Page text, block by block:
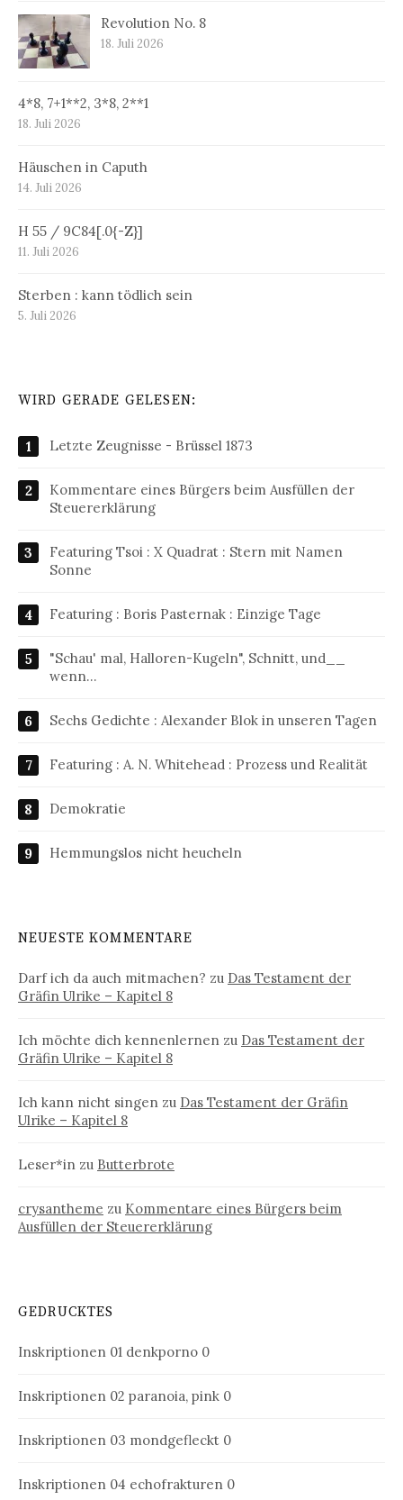
Revolution No. 8
18. Juli 2026
4*8, 7+1**2, 3*8, 2**1
18. Juli 2026
Häuschen in Caputh
14. Juli 2026
H 55 / 9C84[.0{-Z}]
11. Juli 2026
Sterben : kann tödlich sein
5. Juli 2026
WIRD GERADE GELESEN:
Letzte Zeugnisse - Brüssel 1873
Kommentare eines Bürgers beim Ausfüllen der
Steuererklärung
Featuring Tsoi : X Quadrat : Stern mit Namen
Sonne
Featuring : Boris Pasternak : Einzige Tage
"Schau' mal, Halloren-Kugeln", Schnitt, und__
wenn…
Sechs Gedichte : Alexander Blok in unseren Tagen
Featuring : A. N. Whitehead : Prozess und Realität
Demokratie
Hemmungslos nicht heucheln
NEUESTE KOMMENTARE
Darf ich da auch mitmachen? zu Das Testament der
Gräfin Ulrike – Kapitel 8
Ich möchte dich kennenlernen zu Das Testament der
Gräfin Ulrike – Kapitel 8
Ich kann nicht singen zu Das Testament der Gräfin
Ulrike – Kapitel 8
Leser*in zu Butterbrote
crysantheme zu Kommentare eines Bürgers beim
Ausfüllen der Steuererklärung
GEDRUCKTES
Inskriptionen 01 denkporno 0
Inskriptionen 02 paranoia, pink 0
Inskriptionen 03 mondgefleckt 0
Inskriptionen 04 echofrakturen 0